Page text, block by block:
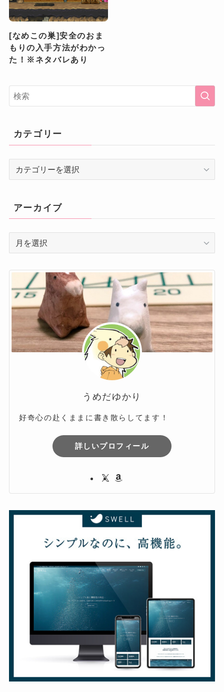
[なめこの巣]安全のおま
もりの入手方法がわかっ
た！※ネタバレあり
カテゴリー
ー
アーカイブ
ブ
うめだゆかり
好奇心の赴くままに書き散らしてます！
詳しいプロフィール